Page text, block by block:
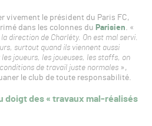
vivement le président du Paris FC,
dans les colonnes du Parisien . «
direction de Charléty. On est mal servi.
surtout quand ils viennent aussi
les joueurs, les joueuses, les staffs, on
de travail juste normales»,
le club de toute responsabilité.
doigt des « travaux mal-réalisés